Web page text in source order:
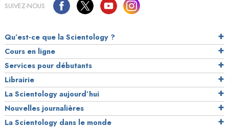
SUIVEZ-NOUS
Qu’est-ce que la Scientology ?
Cours en ligne
Services pour débutants
Librairie
La Scientology aujourd’hui
Nouvelles journalières
La Scientology dans le monde